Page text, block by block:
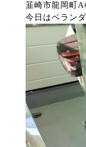
韮崎市龍岡町
今日はベラン